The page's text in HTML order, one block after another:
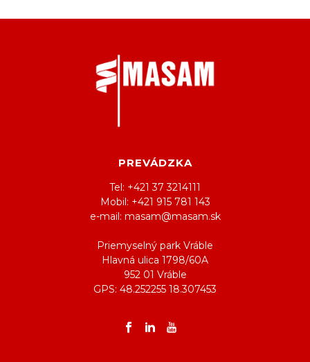
PREVÁDZKA
Tel: +421 37 3214111
Mobil: +421 915 781 143
e-mail: masam@masam.sk
Priemyselný park Vráble
Hlavná ulica 1798/60A
952 01 Vráble
GPS: 48.252255 18.307453